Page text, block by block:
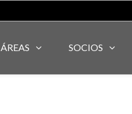
ÁREAS SOCIOS